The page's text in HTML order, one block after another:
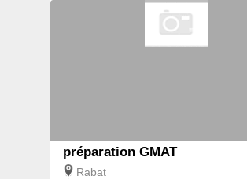
préparation GMAT
Rabat